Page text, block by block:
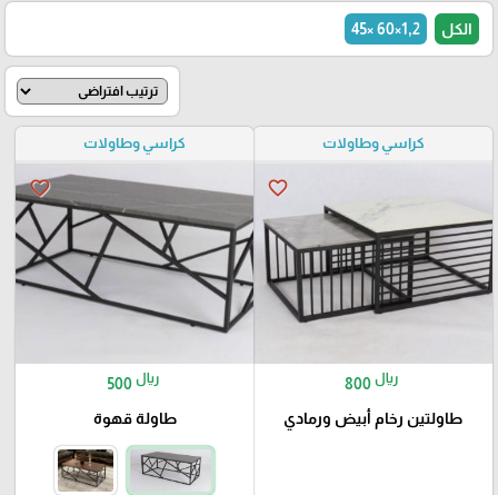
الكل 1,2×60 ×45
كراسي وطاولات
favorite_border
800 ريال
طاولتين رخام أبيض ورمادي
كراسي وطاولات
favorite_border
500 ريال
طاولة قهوة